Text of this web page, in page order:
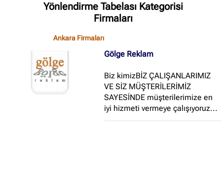
Yönlendirme Tabelası Kategorisi
Firmaları
Ankara Firmaları
Gölge Reklam
Biz kimizBİZ ÇALIŞANLARIMIZ
VE SİZ MÜŞTERİLERİMİZ
SAYESİNDE müşterilerimize en
iyi hizmeti vermeye çalışıyoruz...
İstanbul Firmaları(388)